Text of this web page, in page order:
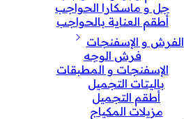
جل و ماسكارا الحواجب
أطقم العناية بالحواجب
الفرش و الإسفنجات
فرش الوجه
الإسفنجات و المطبقات
باليتات التجميل
أطقم التجميل
مزيلات المكياج